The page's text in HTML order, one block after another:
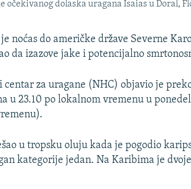
dolaska uragana Isaias u Doral,
noćas do američke države Severne
da izazove jake i potencijalno
za uragane (NHC) objavio je
u 23.10 po lokalnom vremenu u
u tropsku oluju kada je pogodio
kategorije jedan. Na Karibima je